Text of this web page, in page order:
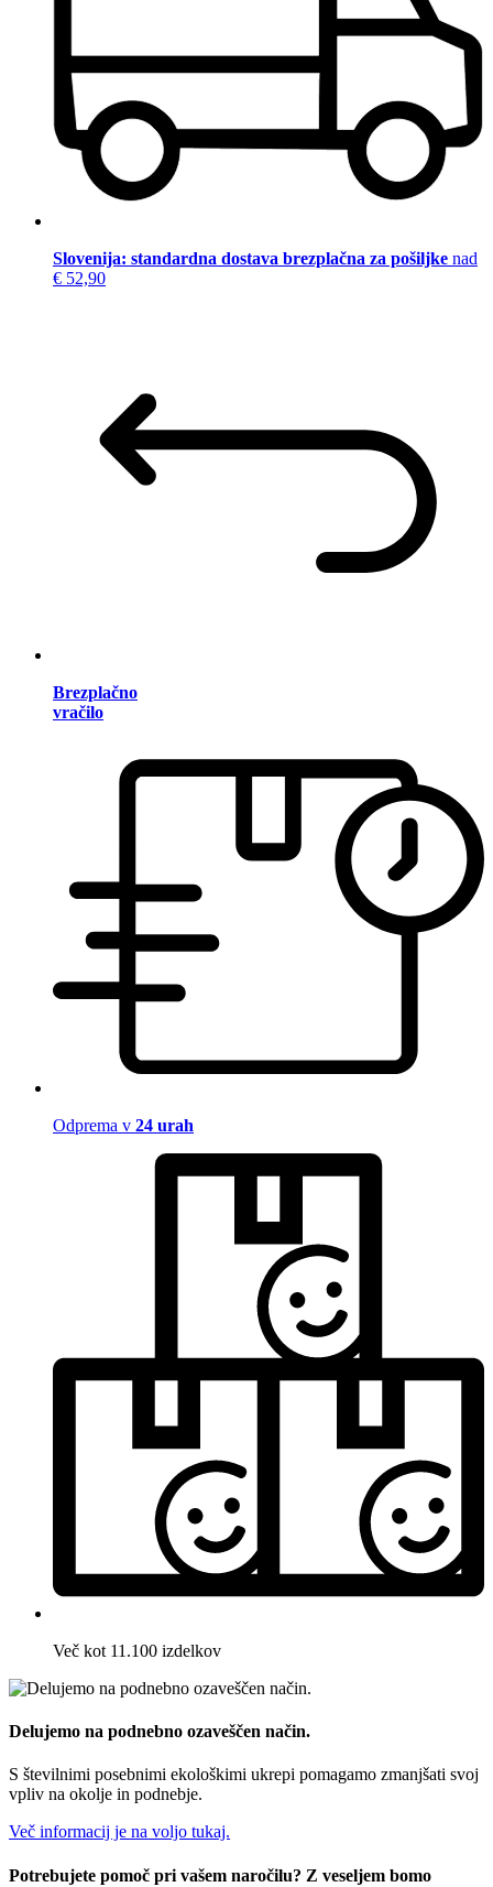
Slovenija: standardna dostava brezplačna za pošiljke nad
€ 52,90
Brezplačno
vračilo
Odprema v 24 urah
Več kot 11.100 izdelkov
Delujemo na podnebno ozaveščen način.
S številnimi posebnimi ekološkimi ukrepi pomagamo zmanjšati svoj
vpliv na okolje in podnebje.
Več informacij je na voljo tukaj.
Potrebujete pomoč pri vašem naročilu? Z veseljem bomo